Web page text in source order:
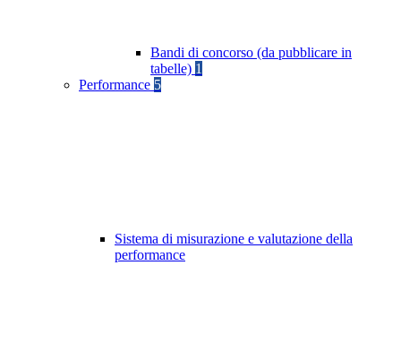
Bandi di concorso (da pubblicare in
tabelle) 1
Performance 5
Sistema di misurazione e valutazione della
performance